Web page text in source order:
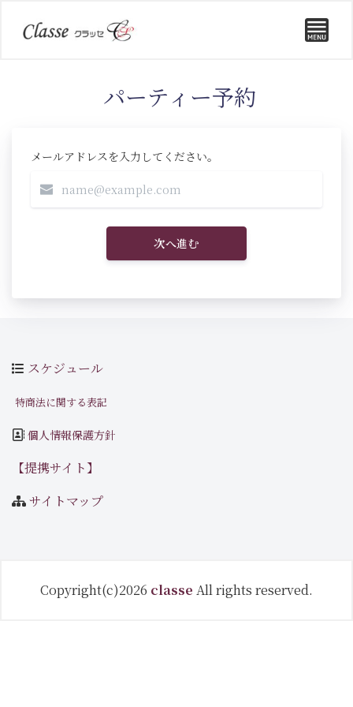
パーティー予約
メールアドレスを入力してください。
次へ進む
スケジュール
特商法に関する表記
個人情報保護方針
【提携サイト】
サイトマップ
Copyright(c)2026 classe All rights reserved.